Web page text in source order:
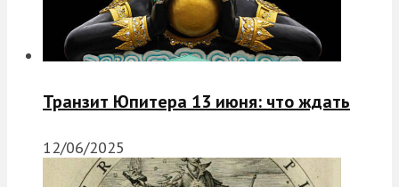
Транзит Юпитера 13 июня: что ждать
12/06/2025